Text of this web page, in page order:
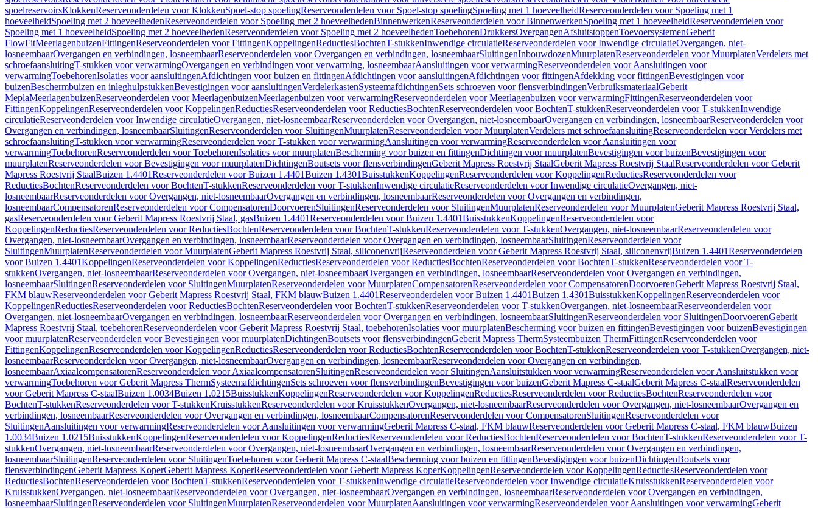
spoelreservoirsKlokkenReserveonderdelen voor KlokkenSpoel-stop spoelingReserveonderdelen voor Spoel-stop spoelingSpoeling met 1 hoeveelheidReserveonderdelen voor Spoeling met 1
hoeveelheidSpoeling met 2 hoeveelhedenReserveonderdelen voor Spoeling met 2 hoeveelhedenBinnenwerkenReserveonderdelen voor BinnenwerkenSpoeling met 1 hoeveelheidReserveonderdelen voor
Spoeling met 1 hoeveelheidSpoeling met 2 hoeveelhedenReserveonderdelen voor Spoeling met 2 hoeveelhedenToebehorenDrukkersOvergangenAfsluitstoppenToevoersystemenGeberit
FlowFitMeerlagenbuizenFittingenReserveonderdelen voor FittingenKoppelingenReductiesBochtenT-stukkenInwendige circulatieReserveonderdelen voor Inwendige circulatieOvergangen, niet-
losneembaarOvergangen en verbindingen, losneembaarReserveonderdelen voor Overgangen en verbindingen, losneembaarSluitingenInbouwdozenMuurplatenReserveonderdelen voor MuurplatenVerdelers met
schroefaansluitingT-stukken voor verwarmingOvergangen en verbindingen voor verwarming, losneembaarAansluitingen voor verwarmingReserveonderdelen voor Aansluitingen voor
verwarmingToebehorenIsolaties voor aansluitingenAfdichtingen voor buizen en fittingenAfdichtingen voor aansluitingenAfdichtingen voor fittingenAfdekking voor fittingenBevestigingen voor
buizenBeschermbuizen en inleghulpstukkenBevestigingen voor aansluitingenVerdelerkastenSysteemafdichtingenSets schroeven voor flensverbindingenVerbruiksmateriaalGeberit
MeplaMeerlagenbuizenReserveonderdelen voor MeerlagenbuizenMeerlagenbuizen voor verwarmingReserveonderdelen voor Meerlagenbuizen voor verwarmingFittingenReserveonderdelen voor
FittingenKoppelingenReserveonderdelen voor KoppelingenReductiesReserveonderdelen voor ReductiesBochtenReserveonderdelen voor BochtenT-stukkenReserveonderdelen voor T-stukkenInwendige
circulatieReserveonderdelen voor Inwendige circulatieOvergangen, niet-losneembaarReserveonderdelen voor Overgangen, niet-losneembaarOvergangen en verbindingen, losneembaarReserveonderdelen voor
Overgangen en verbindingen, losneembaarSluitingenReserveonderdelen voor SluitingenMuurplatenReserveonderdelen voor MuurplatenVerdelers met schroefaansluitingReserveonderdelen voor Verdelers met
schroefaansluitingT-stukken voor verwarmingReserveonderdelen voor T-stukken voor verwarmingAansluitingen voor verwarmingReserveonderdelen voor Aansluitingen voor
verwarmingToebehorenReserveonderdelen voor ToebehorenIsolaties voor muurplatenBescherming voor buizen en fittingenDichtingen voor muurplatenBevestigingen voor buizenBevestigingen voor
muurplatenReserveonderdelen voor Bevestigingen voor muurplatenDichtingenBoutsets voor flensverbindingenGeberit Mapress Roestvrij StaalGeberit Mapress Roestvrij StaalReserveonderdelen voor Geberit
Mapress Roestvrij StaalBuizen 1.4401Reserveonderdelen voor Buizen 1.4401Buizen 1.4301BuisstukkenKoppelingenReserveonderdelen voor KoppelingenReductiesReserveonderdelen voor
ReductiesBochtenReserveonderdelen voor BochtenT-stukkenReserveonderdelen voor T-stukkenInwendige circulatieReserveonderdelen voor Inwendige circulatieOvergangen, niet-
losneembaarReserveonderdelen voor Overgangen, niet-losneembaarOvergangen en verbindingen, losneembaarReserveonderdelen voor Overgangen en verbindingen,
losneembaarCompensatorenReserveonderdelen voor CompensatorenDoorvoerenSluitingenReserveonderdelen voor SluitingenMuurplatenReserveonderdelen voor MuurplatenGeberit Mapress Roestvrij Staal,
gasReserveonderdelen voor Geberit Mapress Roestvrij Staal, gasBuizen 1.4401Reserveonderdelen voor Buizen 1.4401BuisstukkenKoppelingenReserveonderdelen voor
KoppelingenReductiesReserveonderdelen voor ReductiesBochtenReserveonderdelen voor BochtenT-stukkenReserveonderdelen voor T-stukkenOvergangen, niet-losneembaarReserveonderdelen voor
Overgangen, niet-losneembaarOvergangen en verbindingen, losneembaarReserveonderdelen voor Overgangen en verbindingen, losneembaarSluitingenReserveonderdelen voor
SluitingenMuurplatenReserveonderdelen voor MuurplatenGeberit Mapress Roestvrij Staal, siliconenvrijReserveonderdelen voor Geberit Mapress Roestvrij Staal, siliconenvrijBuizen 1.4401Reserveonderdelen
voor Buizen 1.4401KoppelingenReserveonderdelen voor KoppelingenReductiesReserveonderdelen voor ReductiesBochtenReserveonderdelen voor BochtenT-stukkenReserveonderdelen voor T-
stukkenOvergangen, niet-losneembaarReserveonderdelen voor Overgangen, niet-losneembaarOvergangen en verbindingen, losneembaarReserveonderdelen voor Overgangen en verbindingen,
losneembaarSluitingenReserveonderdelen voor SluitingenMuurplatenReserveonderdelen voor MuurplatenCompensatorenReserveonderdelen voor CompensatorenDoorvoerenGeberit Mapress Roestvrij Staal,
FKM blauwReserveonderdelen voor Geberit Mapress Roestvrij Staal, FKM blauwBuizen 1.4401Reserveonderdelen voor Buizen 1.4401Buizen 1.4301BuisstukkenKoppelingenReserveonderdelen voor
KoppelingenReductiesReserveonderdelen voor ReductiesBochtenReserveonderdelen voor BochtenT-stukkenReserveonderdelen voor T-stukkenOvergangen, niet-losneembaarReserveonderdelen voor
Overgangen, niet-losneembaarOvergangen en verbindingen, losneembaarReserveonderdelen voor Overgangen en verbindingen, losneembaarSluitingenReserveonderdelen voor SluitingenDoorvoerenGeberit
Mapress Roestvrij Staal, toebehorenReserveonderdelen voor Geberit Mapress Roestvrij Staal, toebehorenIsolaties voor muurplatenBescherming voor buizen en fittingenBevestigingen voor buizenBevestigingen
voor muurplatenReserveonderdelen voor Bevestigingen voor muurplatenDichtingenBoutsets voor flensverbindingenGeberit Mapress ThermSysteembuizen ThermFittingenReserveonderdelen voor
FittingenKoppelingenReserveonderdelen voor KoppelingenReductiesReserveonderdelen voor ReductiesBochtenReserveonderdelen voor BochtenT-stukkenReserveonderdelen voor T-stukkenOvergangen, niet-
losneembaarReserveonderdelen voor Overgangen, niet-losneembaarOvergangen en verbindingen, losneembaarReserveonderdelen voor Overgangen en verbindingen,
losneembaarAxiaalcompensatorenReserveonderdelen voor AxiaalcompensatorenSluitingenReserveonderdelen voor SluitingenAansluitstukken voor verwarmingReserveonderdelen voor Aansluitstukken voor
verwarmingToebehoren voor Geberit Mapress ThermSysteemafdichtingenSets schroeven voor flensverbindingenBevestigingen voor buizenGeberit Mapress C-staalGeberit Mapress C-staalReserveonderdelen
voor Geberit Mapress C-staalBuizen 1.0034Buizen 1.0215BuisstukkenKoppelingenReserveonderdelen voor KoppelingenReductiesReserveonderdelen voor ReductiesBochtenReserveonderdelen voor
BochtenT-stukkenReserveonderdelen voor T-stukkenKruisstukkenReserveonderdelen voor KruisstukkenOvergangen, niet-losneembaarReserveonderdelen voor Overgangen, niet-losneembaarOvergangen en
verbindingen, losneembaarReserveonderdelen voor Overgangen en verbindingen, losneembaarCompensatorenReserveonderdelen voor CompensatorenSluitingenReserveonderdelen voor
SluitingenAansluitingen voor verwarmingReserveonderdelen voor Aansluitingen voor verwarmingGeberit Mapress C-staal, FKM blauwReserveonderdelen voor Geberit Mapress C-staal, FKM blauwBuizen
1.0034Buizen 1.0215BuisstukkenKoppelingenReserveonderdelen voor KoppelingenReductiesReserveonderdelen voor ReductiesBochtenReserveonderdelen voor BochtenT-stukkenReserveonderdelen voor T-
stukkenOvergangen, niet-losneembaarReserveonderdelen voor Overgangen, niet-losneembaarOvergangen en verbindingen, losneembaarReserveonderdelen voor Overgangen en verbindingen,
losneembaarSluitingenReserveonderdelen voor SluitingenToebehoren voor Geberit Mapress C-staalBescherming voor buizen en fittingenBevestigingen voor buizenDichtingenBoutsets voor
flensverbindingenGeberit Mapress KoperGeberit Mapress KoperReserveonderdelen voor Geberit Mapress KoperKoppelingenReserveonderdelen voor KoppelingenReductiesReserveonderdelen voor
ReductiesBochtenReserveonderdelen voor BochtenT-stukkenReserveonderdelen voor T-stukkenInwendige circulatieReserveonderdelen voor Inwendige circulatieKruisstukkenReserveonderdelen voor
KruisstukkenOvergangen, niet-losneembaarReserveonderdelen voor Overgangen, niet-losneembaarOvergangen en verbindingen, losneembaarReserveonderdelen voor Overgangen en verbindingen,
losneembaarSluitingenReserveonderdelen voor SluitingenMuurplatenReserveonderdelen voor MuurplatenAansluitingen voor verwarmingReserveonderdelen voor Aansluitingen voor verwarmingGeberit